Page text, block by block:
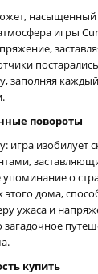
игры
заполняя
повороты
игра
упоминание о
дома,
ужаса и
загадочное
купить